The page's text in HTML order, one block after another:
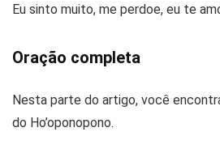
Eu sinto muito, me perdoe, eu te
Oração completa
Nesta parte do artigo, você
do Ho’oponopono.